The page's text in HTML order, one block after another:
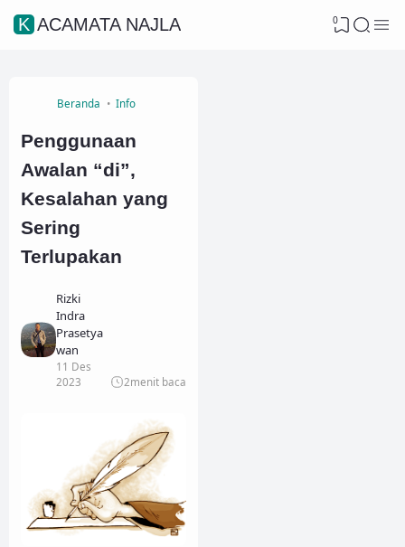
KACAMATA NAJLA 0
Beranda Info
Penggunaan
Awalan “di”,
Kesalahan yang
Sering
Terlupakan
Rizki
Indra
Prasetya
wan
11 Des
2023
2menit baca